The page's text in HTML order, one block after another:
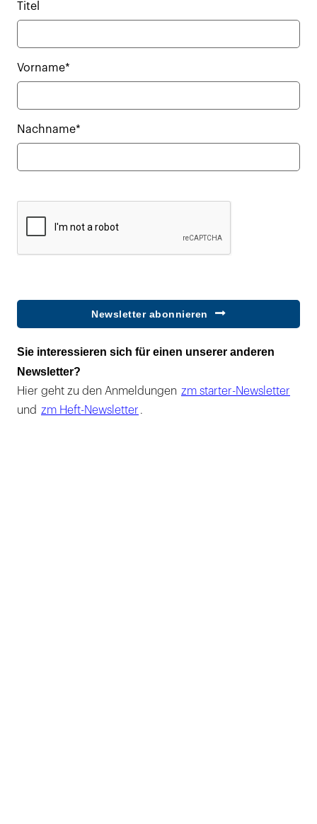
Titel
Vorname*
Nachname*
Newsletter abonnieren
Sie interessieren sich für einen unserer anderen
Newsletter?
Hier geht zu den Anmeldungen zm starter-Newsletter
und zm Heft-Newsletter .